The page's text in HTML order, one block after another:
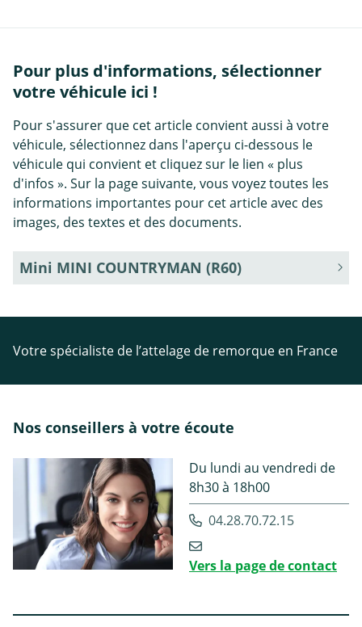
Pour plus d'informations, sélectionner
votre véhicule ici !
Pour s'assurer que cet article convient aussi à votre
véhicule, sélectionnez dans l'aperçu ci-dessous le
véhicule qui convient et cliquez sur le lien « plus
d'infos ». Sur la page suivante, vous voyez toutes les
informations importantes pour cet article avec des
images, des textes et des documents.
Mini MINI COUNTRYMAN (R60)
Votre spécialiste de l’attelage de remorque en France
Nos conseillers à votre écoute
Du lundi au vendredi de
8h30 à 18h00
04.28.70.72.15
Vers la page de contact